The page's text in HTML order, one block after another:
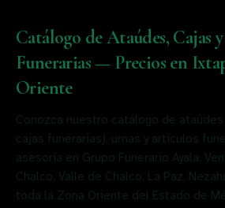
Catálogo de Ataúdes, Cajas
Funerarias — Precios en
Oriente
Conozca nuestro catálogo de
cajas funerarias), urnas y artículos
asesoría en Grupo Funerario Ayala.
Chalco, Valle de Chalco, La Paz,
toda la Zona Oriente del Estado de